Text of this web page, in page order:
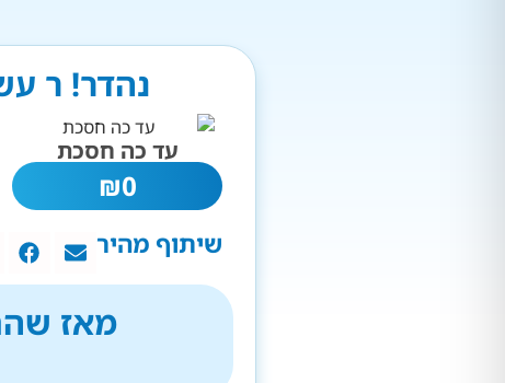
נהדר! ר
עד כה חסכת
0
₪
שיתוף מהיר
מאז